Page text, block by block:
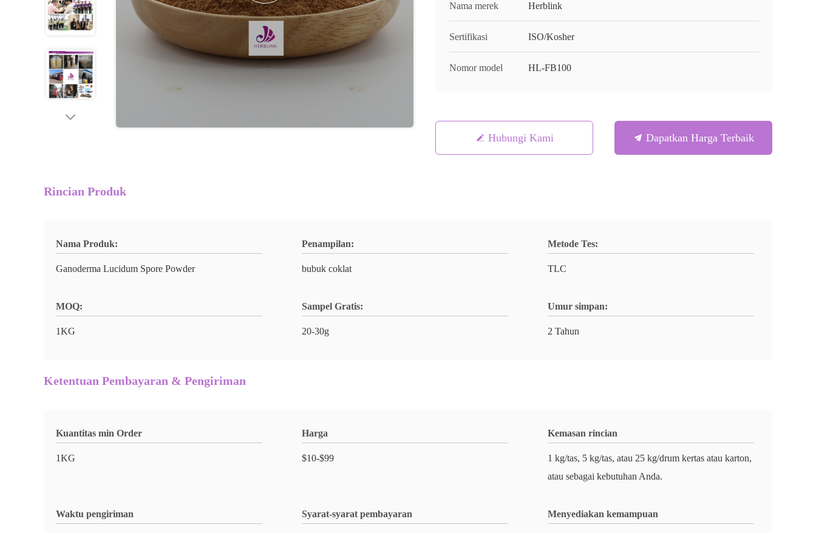
Nama merek Herblink
Sertifikasi ISO/Kosher
Nomor model HL-FB100
Hubungi Kami Dapatkan Harga Terbaik
Rincian Produk
Nama Produk:
Ganoderma Lucidum Spore Powder
Penampilan:
bubuk coklat
Metode Tes:
TLC
MOQ:
1KG
Sampel Gratis:
20-30g
Umur simpan:
2 Tahun
Ketentuan Pembayaran & Pengiriman
Kuantitas min Order
1KG
Harga
$10-$99
Kemasan rincian
1 kg/tas, 5 kg/tas, atau 25 kg/drum kertas atau karton,
atau sebagai kebutuhan Anda.
Waktu pengiriman Syarat-syarat pembayaran Menyediakan kemampuan